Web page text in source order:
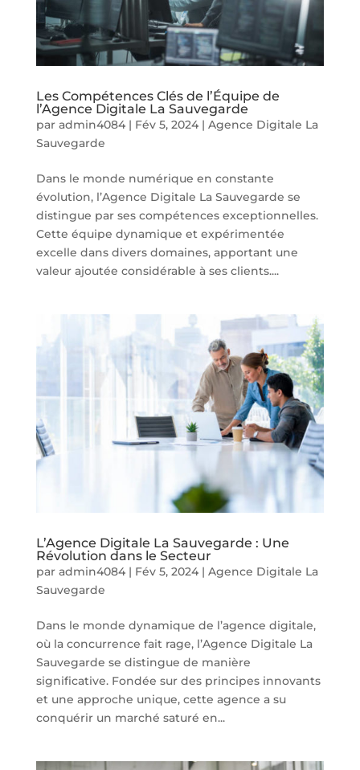
Les Compétences Clés de l’Équipe de
l’Agence Digitale La Sauvegarde
par admin4084| Fév 5, 2024| Agence Digitale La
Sauvegarde
Dans le monde numérique en constante
évolution, l’Agence Digitale La Sauvegarde se
distingue par ses compétences exceptionnelles.
Cette équipe dynamique et expérimentée
excelle dans divers domaines, apportant une
valeur ajoutée considérable à ses clients....
L’Agence Digitale La Sauvegarde : Une
Révolution dans le Secteur
par admin4084| Fév 5, 2024| Agence Digitale La
Sauvegarde
Dans le monde dynamique de l’agence digitale,
où la concurrence fait rage, l’Agence Digitale La
Sauvegarde se distingue de manière
significative. Fondée sur des principes innovants
et une approche unique, cette agence a su
conquérir un marché saturé en...